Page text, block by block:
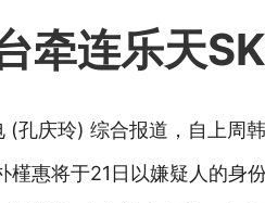
牵连乐天
(孔庆玲) 综合报道，自上周
槿惠将于21日以嫌疑人的身